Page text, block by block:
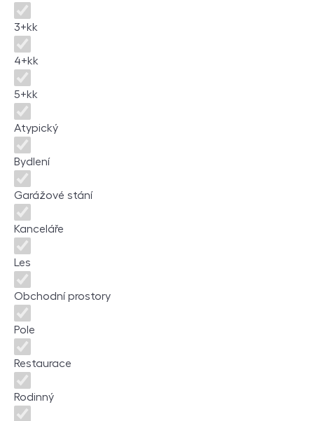
3+kk
4+kk
5+kk
Atypický
Bydlení
Garážové stání
Kanceláře
Les
Obchodní prostory
Pole
Restaurace
Rodinný